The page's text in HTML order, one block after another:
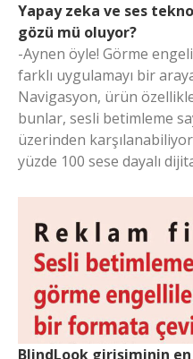
Yapay zeka ve ses
gözü mü oluyor?
-Aynen öyle! Görme
farklı uygulamayı bir
Navigasyon, ürün
bunlar, sesli betimleme
üzerinden
yüzde 100 sese dayalı
BlindLook girişiminin